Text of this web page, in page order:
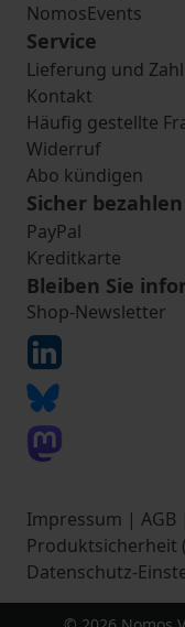
NomosEvents
Service
Lieferung und
Kontakt
Häufig gestellte
Widerruf
Abo kündigen
Sicher bezahlen
PayPal
Kreditkarte
Bleiben Sie
Shop-Newsletter
Impressum | AGB
Produktsicherheit
Datenschutz-